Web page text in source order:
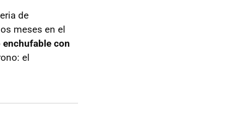
de
meses en el
con
el